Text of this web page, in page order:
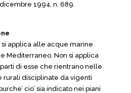
1994, n. 689.
applica alle acque marine
Mediterraneo. Non si applica
di esse che rientrano nelle
rurali disciplinate da vigenti
cio’ sia indicato nei piani